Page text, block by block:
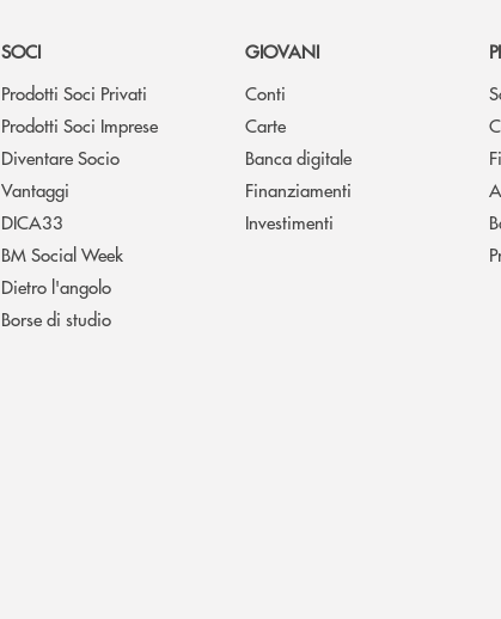
SOCI
Prodotti Soci Privati
Prodotti Soci Imprese
Diventare Socio
Vantaggi
DICA33
BM Social Week
Dietro l'angolo
Borse di studio
GIOVANI
Conti
Carte
Banca digitale
Finanziamenti
Investimenti